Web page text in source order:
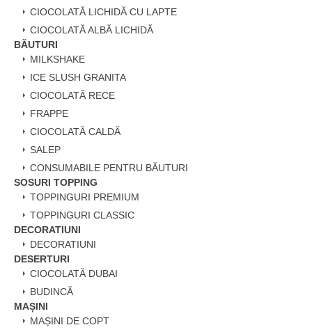
CIOCOLATĂ LICHIDĂ CU LAPTE
CIOCOLATĂ ALBĂ LICHIDĂ
BĂUTURI
MILKSHAKE
ICE SLUSH GRANITA
CIOCOLATĂ RECE
FRAPPE
CIOCOLATĂ CALDĂ
SALEP
CONSUMABILE PENTRU BĂUTURI
SOSURI TOPPING
TOPPINGURI PREMIUM
TOPPINGURI CLASSIC
DECORATIUNI
DECORATIUNI
DESERTURI
CIOCOLATĂ DUBAI
BUDINCĂ
MAȘINI
MAȘINI DE COPT